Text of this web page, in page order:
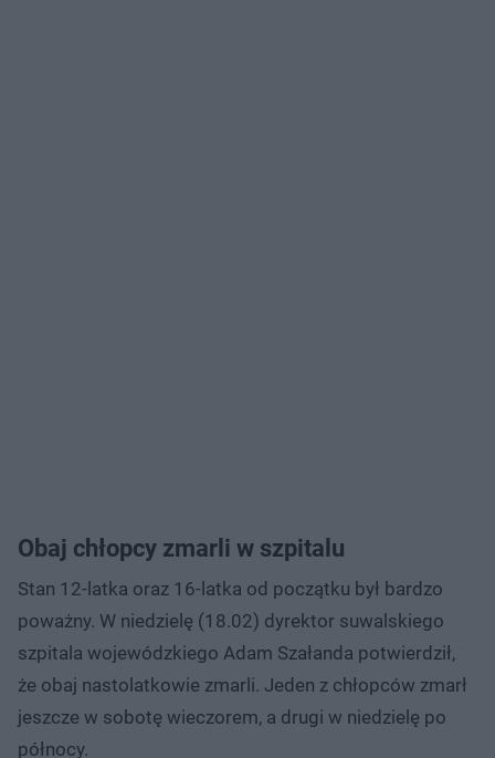
Obaj chłopcy zmarli w szpitalu
Stan 12-latka oraz 16-latka od początku był bardzo
poważny. W niedzielę (18.02) dyrektor suwalskiego
szpitala wojewódzkiego Adam Szałanda potwierdził,
że obaj nastolatkowie zmarli. Jeden z chłopców zmarł
jeszcze w sobotę wieczorem, a drugi w niedzielę po
północy.